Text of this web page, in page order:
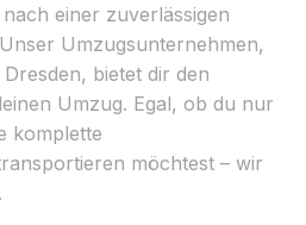
einer zuverlässigen
Umzugsunternehmen,
bietet dir den
Umzug. Egal, ob du nur
komplette
möchtest – wir